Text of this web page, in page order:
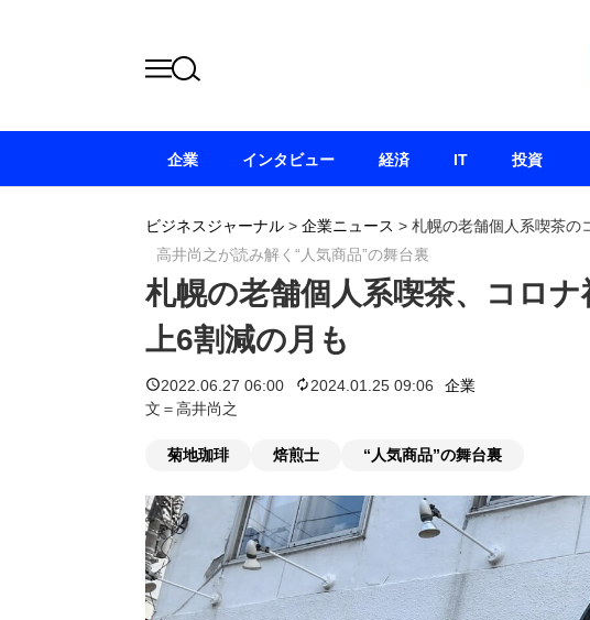
ビジネスジャーナル > 企業ニュース > 札幌の老舗個人系喫茶の
高井尚之が読み解く“人気商品”の舞台裏
札幌の老舗個人系喫茶、コロ
上6割減の月も
2022.06.27 06:00 2024.01.25 09:06
企業
文＝高井尚之
菊地珈琲 焙煎士 “人気商品”の舞台裏
企業 インタビュー 経済 IT 投資